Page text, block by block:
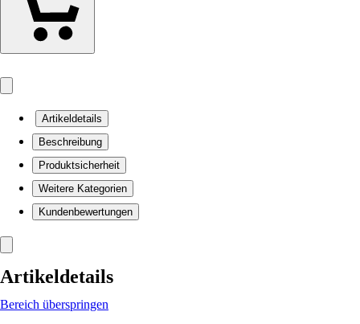
Artikeldetails
Beschreibung
Produktsicherheit
Weitere Kategorien
Kundenbewertungen
Artikeldetails
Bereich überspringen